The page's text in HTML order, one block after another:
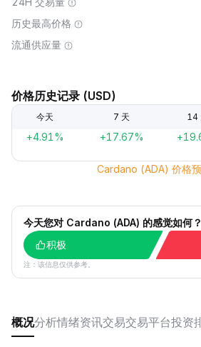
历史最高价格
流通供应量
价格历史记录 (USD)
今天 7 天 14
+4.91% +17.67%
Cardano (ADA) 价格
今天您对 Cardano (ADA) 的感觉如何？
积极
注：该信息仅供参考。
概况分析情绪资讯交易交易平台投资